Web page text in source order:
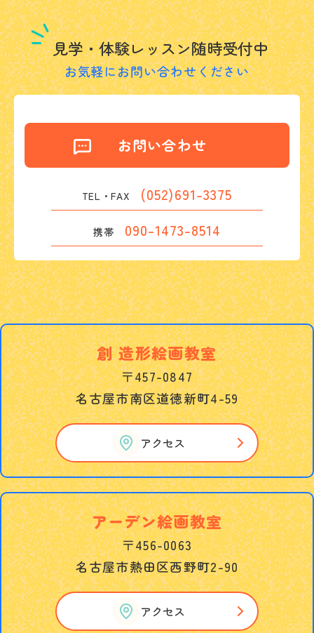
見学・体験レッスン随時受付中
お気軽にお問い合わせください
お問い合わせ
TEL・FAX (052)691-3375
携帯 090-1473-8514
創 造形絵画教室
〒457-0847
名古屋市南区道徳新町4-59
アクセス
アーデン絵画教室
〒456-0063
名古屋市熱田区西野町2-90
アクセス